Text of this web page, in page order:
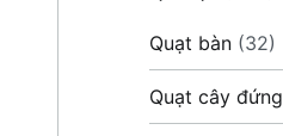
Quạt bàn (32)
Quạt cây đứng